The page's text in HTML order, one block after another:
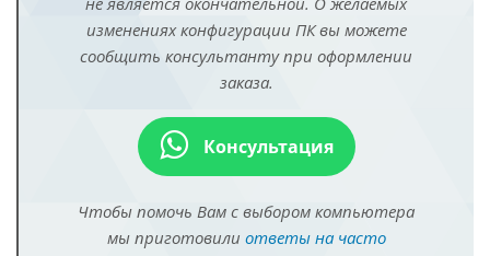
изменениях конфигурации ПК вы можете
сообщить консультанту при оформлении
заказа.
Консультация
Чтобы помочь Вам с выбором компьютера
мы приготовили ответы на часто